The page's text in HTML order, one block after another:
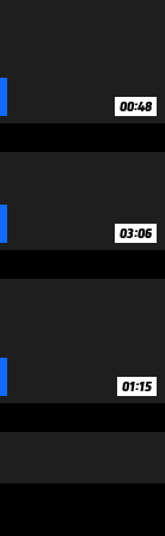
00:48
03:06
01:15